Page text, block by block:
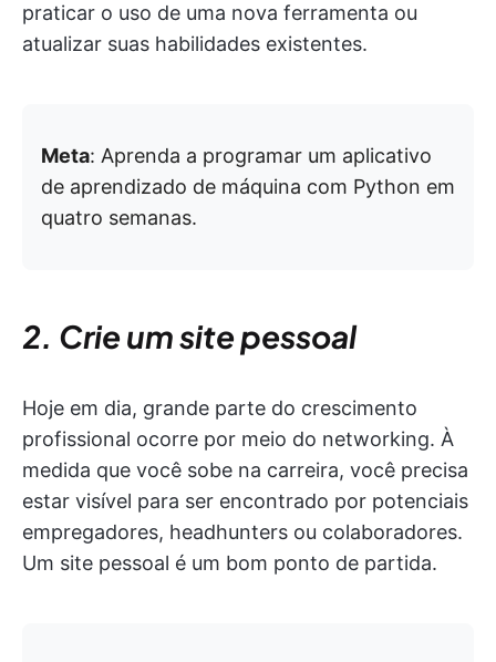
praticar o uso de uma nova ferramenta ou
atualizar suas habilidades existentes.
Meta: Aprenda a programar um aplicativo
de aprendizado de máquina com Python em
quatro semanas.
2. Crie um site pessoal
Hoje em dia, grande parte do crescimento
profissional ocorre por meio do networking. À
medida que você sobe na carreira, você precisa
estar visível para ser encontrado por potenciais
empregadores, headhunters ou colaboradores.
Um site pessoal é um bom ponto de partida.